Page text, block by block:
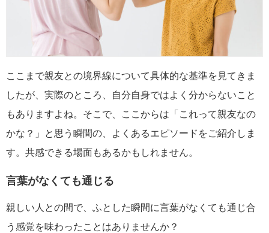
ここまで親友との境界線について具体的な基準を見てきま
したが、実際のところ、自分自身ではよく分からないこと
もありますよね。そこで、ここからは「これって親友なの
かな？」と思う瞬間の、よくあるエピソードをご紹介しま
す。共感できる場面もあるかもしれません。
言葉がなくても通じる
親しい人との間で、ふとした瞬間に言葉がなくても通じ合
う感覚を味わったことはありませんか？